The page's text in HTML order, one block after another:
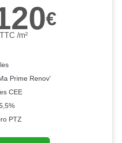
€
TTC /m²
Prime Renov'
CEE
PTZ